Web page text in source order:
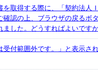
取得する際に、「契約法人
認の上、ブラウザの戻るボ
した。どうすればよいですか
付範囲外です。」と表示され